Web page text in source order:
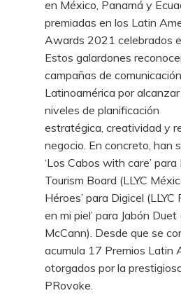
en México, Panamá y
premiadas en los Latin
Awards 2021 celebrados
Estos galardones
campañas de
Latinoamérica por
niveles de planificación
estratégica, creatividad y
negocio. En concreto, han
‘Los Cabos with care’
Tourism Board (LLYC
Héroes’ para Digicel
en mi piel’ para Jabón Duet
McCann). Desde que se
acumula 17 Premios Latin
otorgados por la
PRovoke.